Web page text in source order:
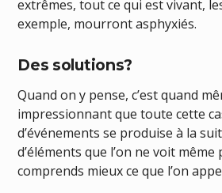
extrêmes, tout ce qui est vivant,
exemple, mourront asphyxiés.
Des solutions?
Quand on y pense, c’est quand
impressionnant que toute cette
d’événements se produise à la
d’éléments que l’on ne voit même
comprends mieux ce que l’on